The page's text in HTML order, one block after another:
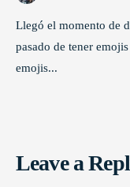
Llegó el momento de
pasado de tener
emojis...
Leave a